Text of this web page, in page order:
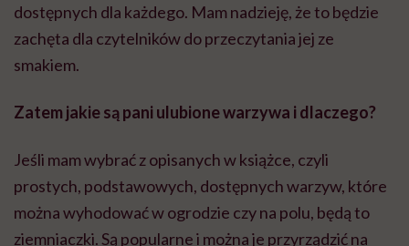
dostępnych dla każdego. Mam nadzieję, że to będzie
zachęta dla czytelników do przeczytania jej ze
smakiem.
Zatem jakie są pani ulubione warzywa i dlaczego?
Jeśli mam wybrać z opisanych w książce, czyli
prostych, podstawowych, dostępnych warzyw, które
można wyhodować w ogrodzie czy na polu, będą to
ziemniaczki. Są popularne i można je przyrządzić na